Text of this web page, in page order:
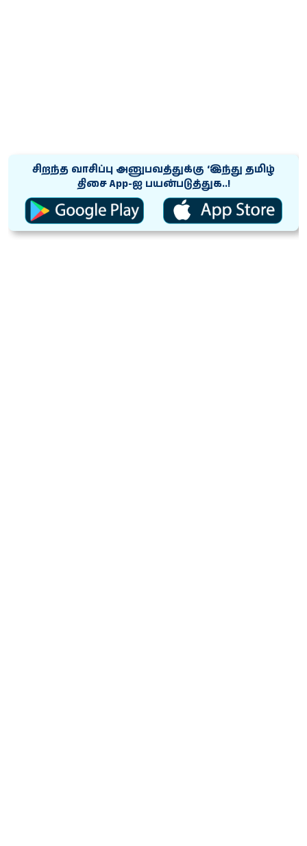
சிறந்த வாசிப்பு அனுபவத்துக்கு ‘இந்து தமிழ்
திசை App-ஐ பயன்படுத்துக..!